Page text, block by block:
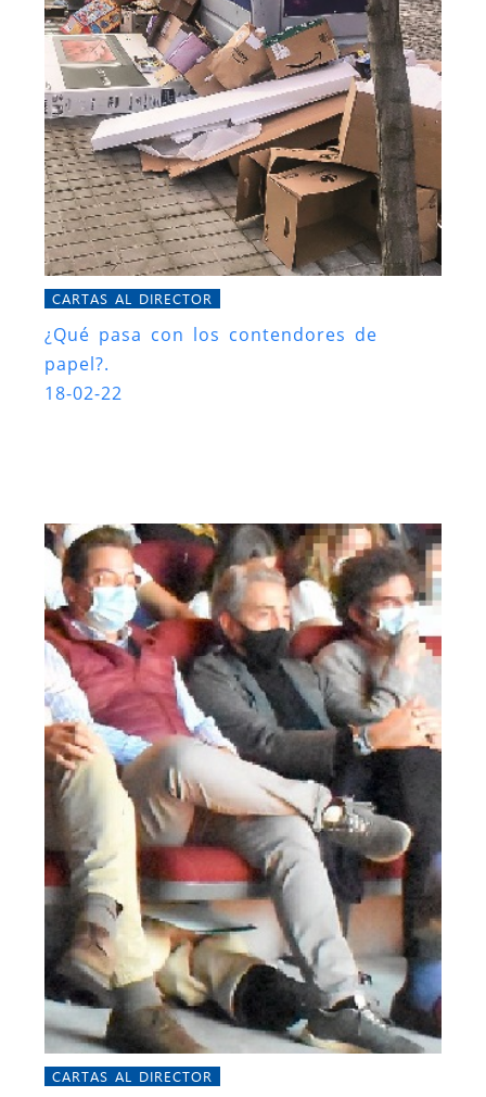
CARTAS AL DIRECTOR
¿Qué pasa con los contendores de
papel?.
18-02-22
CARTAS AL DIRECTOR